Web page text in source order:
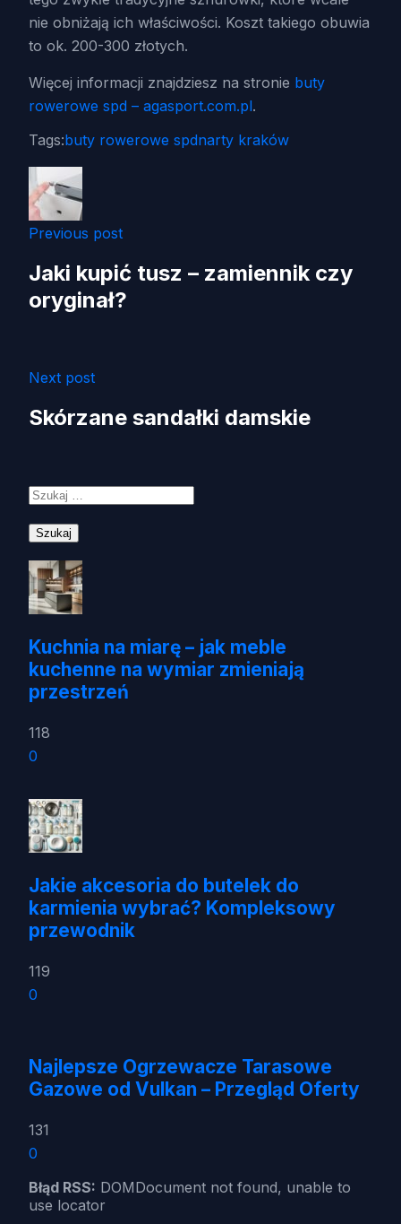
nie obniżają ich właściwości. Koszt takiego obuwia
to ok. 200-300 złotych.
Więcej informacji znajdziesz na stronie buty
rowerowe spd – agasport.com.pl.
Tags:buty rowerowe spdnarty kraków
Previous post
Jaki kupić tusz – zamiennik czy
oryginał?
Next post
Skórzane sandałki damskie
Kuchnia na miarę – jak meble
kuchenne na wymiar zmieniają
przestrzeń
118
0
Jakie akcesoria do butelek do
karmienia wybrać? Kompleksowy
przewodnik
119
0
Najlepsze Ogrzewacze Tarasowe
Gazowe od Vulkan – Przegląd Oferty
131
0
Błąd RSS: DOMDocument not found, unable to
use locator